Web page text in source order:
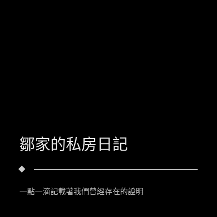
鄒家的私房日記
一點一滴記載著我們曾經存在的證明